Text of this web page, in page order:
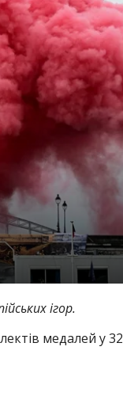
ігор.
медалей у 32